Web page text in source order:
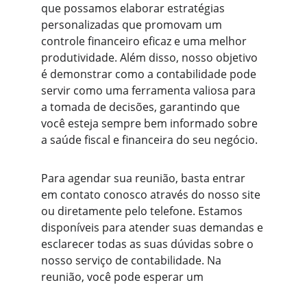
que possamos elaborar estratégias
personalizadas que promovam um
controle financeiro eficaz e uma melhor
produtividade. Além disso, nosso objetivo
é demonstrar como a contabilidade pode
servir como uma ferramenta valiosa para
a tomada de decisões, garantindo que
você esteja sempre bem informado sobre
a saúde fiscal e financeira do seu negócio.
Para agendar sua reunião, basta entrar
em contato conosco através do nosso site
ou diretamente pelo telefone. Estamos
disponíveis para atender suas demandas e
esclarecer todas as suas dúvidas sobre o
nosso serviço de contabilidade. Na
reunião, você pode esperar um